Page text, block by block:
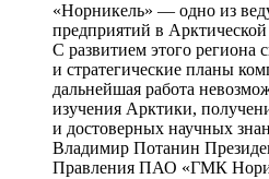
«Норникель» — одно из
предприятий в
С развитием этого региона
и стратегические планы
дальнейшая работа
изучения Арктики,
и достоверных научных
Владимир Потанин
Правления ПАО «ГМК